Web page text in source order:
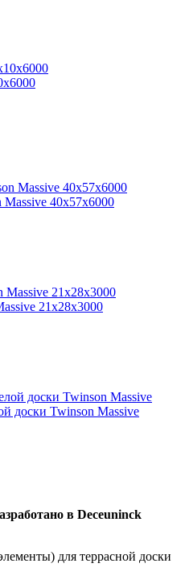
40х57x6000
21х28х3000
доски Twinson Massive
в Deceuninck
для террасной доски